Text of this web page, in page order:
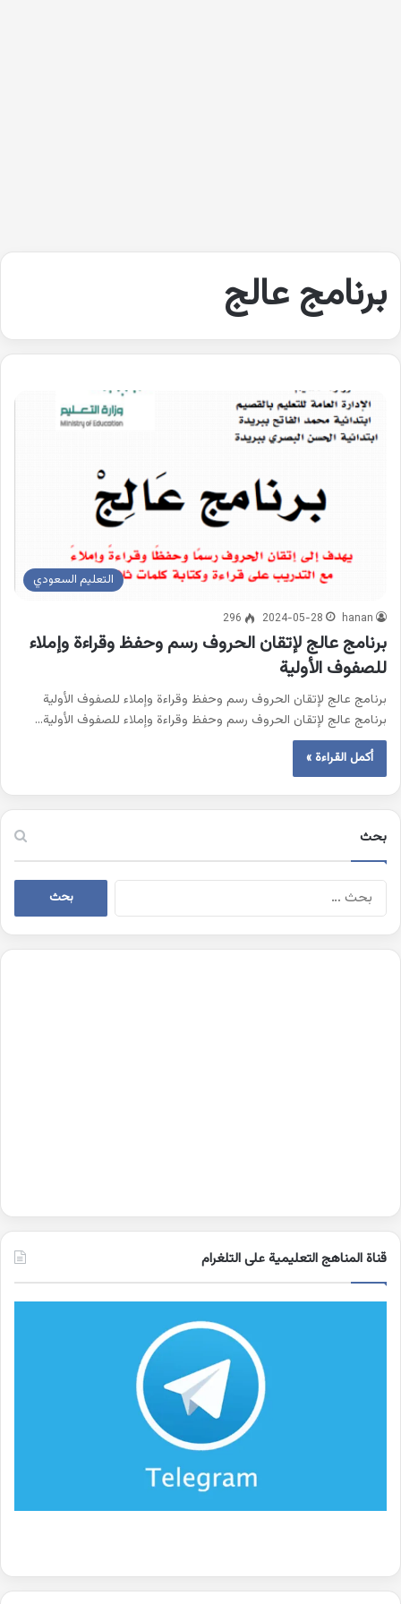
برنامج عالج
التعليم السعودي
hanan
2024-05-28
296
برنامج عالج لإتقان الحروف رسم وحفظ وقراءة وإملاء
للصفوف الأولية
برنامج عالج لإتقان الحروف رسم وحفظ وقراءة وإملاء للصفوف الأولية
برنامج عالج لإتقان الحروف رسم وحفظ وقراءة وإملاء للصفوف الأولية…
أكمل القراءة »
بحث
البحث
قناة المناهج التعليمية على التلغرام